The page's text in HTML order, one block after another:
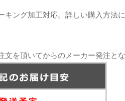
キング加工対応。詳しい購入方法
を頂いてからのメーカー発注と